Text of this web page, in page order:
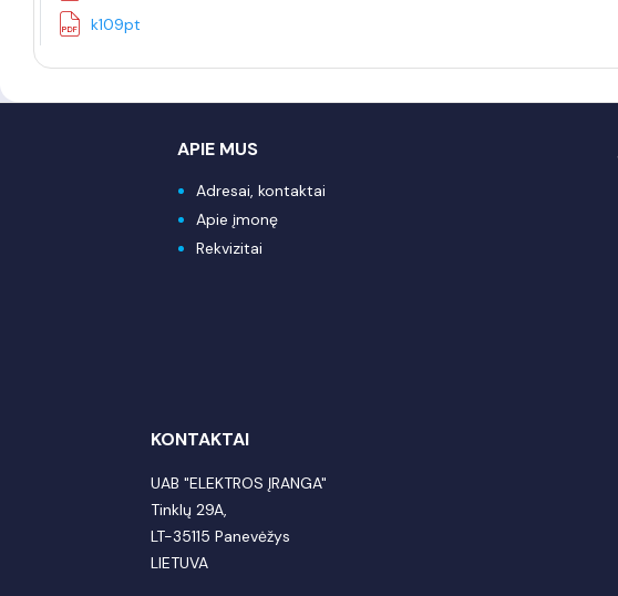
k109pt
APIE MUS
Adresai, kontaktai
Apie įmonę
Rekvizitai
KONTAKTAI
UAB "ELEKTROS ĮRANGA"
Tinklų 29A,
LT-35115 Panevėžys
LIETUVA